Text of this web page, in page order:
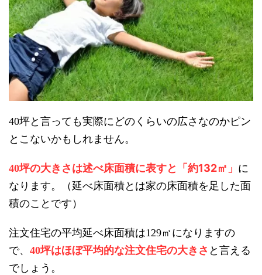
40坪と言っても実際にどのくらいの広さなのかピン
とこないかもしれません。
40坪の大きさは述べ床面積に表すと「約132㎡」 に
なります。（延べ床面積とは家の床面積を足した面
積のことです）
注文住宅の平均延べ床面積は129㎡になりますの
で、 40坪はほぼ平均的な注文住宅の大きさ と言える
でしょう。